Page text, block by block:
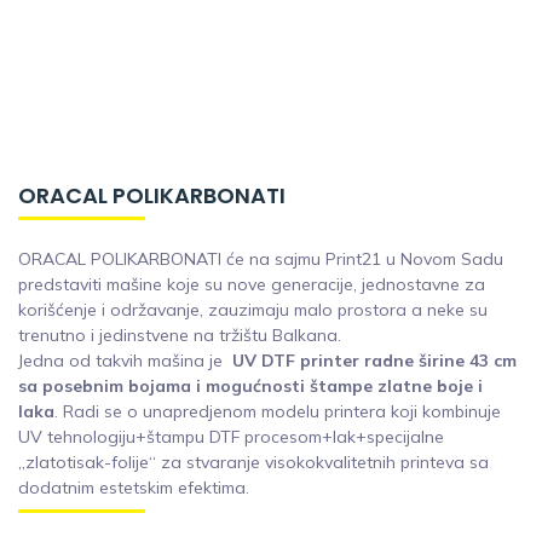
ORACAL POLIKARBONATI
ORACAL POLIKARBONATI će na sajmu Print21 u Novom Sadu
predstaviti mašine koje su nove generacije, jednostavne za
korišćenje i održavanje, zauzimaju malo prostora a neke su
trenutno i jedinstvene na tržištu Balkana.
Jedna od takvih mašina je UV DTF printer radne širine 43 cm
sa posebnim bojama i mogućnosti štampe zlatne boje i
laka. Radi se o unapredjenom modelu printera koji kombinuje
UV tehnologiju+štampu DTF procesom+lak+specijalne
„zlatotisak-folije“ za stvaranje visokokvalitetnih printeva sa
dodatnim estetskim efektima.